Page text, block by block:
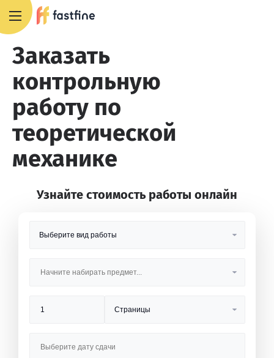
Заказать
контрольную
работу по
теоретической
механике
Узнайте стоимость работы онлайн